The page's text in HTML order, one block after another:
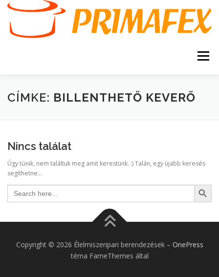
Tovább
tartalomhoz
Menü
KEZDŐOLDAL KAPCSOLAT TERMÉKEK
VÁSÁRLÁSI FELTÉTELEK
CÍMKE: BILLENTHETŐ KEVERŐ
Nincs találat
Úgy tűnik, nem találtuk meg amit kerestünk. :) Talán, egy újabb keresés
segíthetne...
Search
for:
Search Button
Copyright © 2026 Élelmiszeripari berendezések – OnePress
téma FameThemes által